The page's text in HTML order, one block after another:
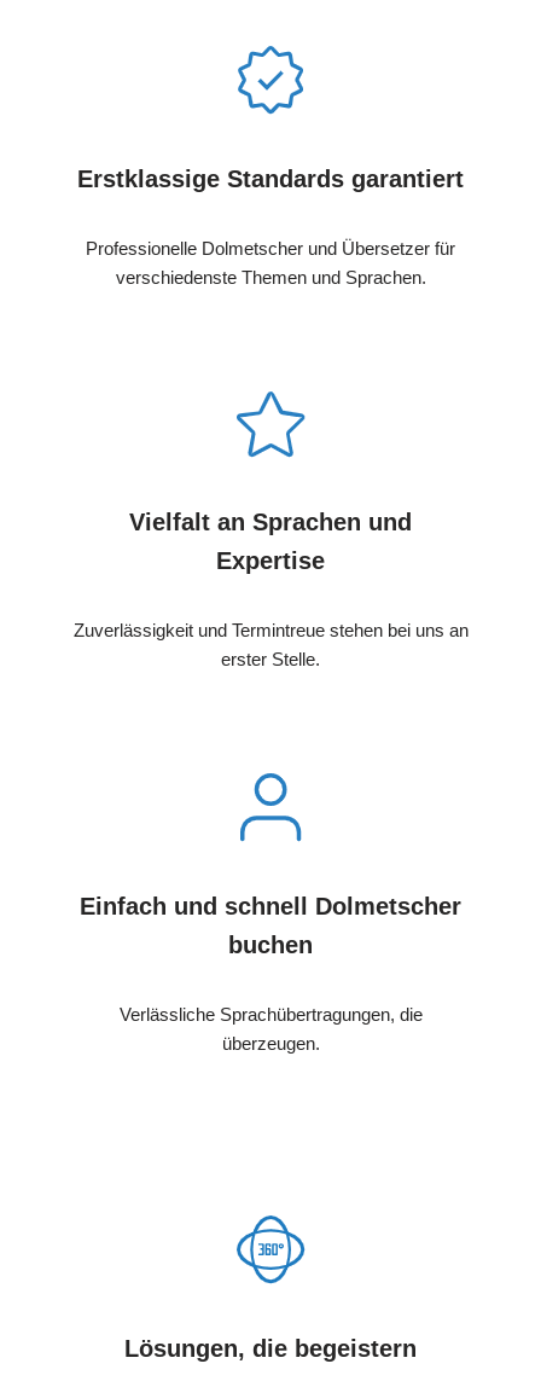
Erstklassige Standards garantiert
Professionelle Dolmetscher und Übersetzer für
verschiedenste Themen und Sprachen.
Vielfalt an Sprachen und
Expertise
Zuverlässigkeit und Termintreue stehen bei uns an
erster Stelle.
Einfach und schnell Dolmetscher
buchen
Verlässliche Sprachübertragungen, die
überzeugen.
Lösungen, die begeistern